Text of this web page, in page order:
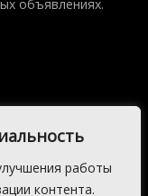
работы
контента.
объявлениях.
Нива